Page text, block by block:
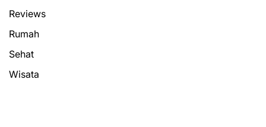
Reviews
Rumah
Sehat
Wisata